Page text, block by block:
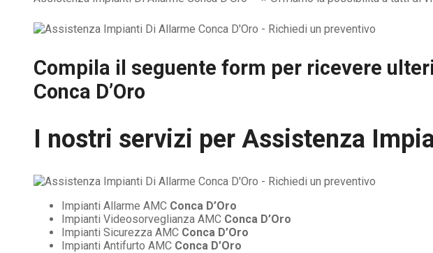
Compila il seguente form per ricevere
Conca D’Oro
I nostri servizi per Assistenza
Impianti Allarme AMC Conca D’Oro
Impianti Videosorveglianza AMC Conca D’Oro
Impianti Sicurezza AMC Conca D’Oro
Impianti Antifurto AMC Conca D’Oro